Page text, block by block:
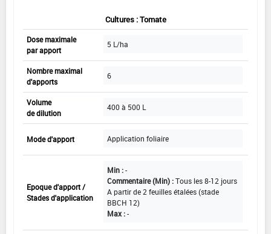
Cultures : Tomate
Dose maximale
par apport
5 L/ha
Nombre maximal
d'apports
6
Volume
de dilution
400 à 500 L
Mode d'apport Application foliaire
Epoque d'apport /
Stades d'application
Min :-
Commentaire (Min) :Tous les 8-12 jours
A partir de 2 feuilles étalées (stade
BBCH 12)
Max :-